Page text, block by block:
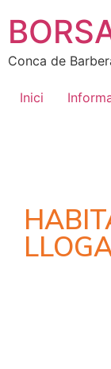
Conca de
Inici